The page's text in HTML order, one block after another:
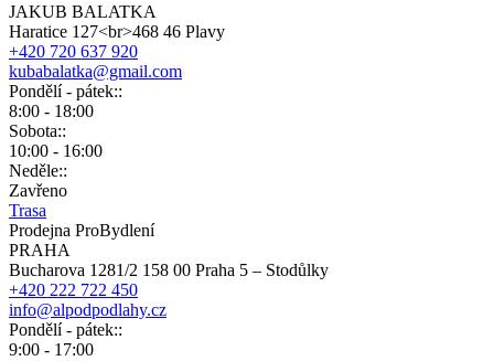
JAKUB BALATKA
Haratice 127<br>468 46 Plavy
+420 720 637 920
kubabalatka@gmail.com
Pondělí - pátek::
8:00 - 18:00
Sobota::
10:00 - 16:00
Neděle::
Zavřeno
Trasa
Prodejna ProBydlení
PRAHA
Bucharova 1281/2 158 00 Praha 5 – Stodůlky
+420 222 722 450
info@alpodpodlahy.cz
Pondělí - pátek::
9:00 - 17:00